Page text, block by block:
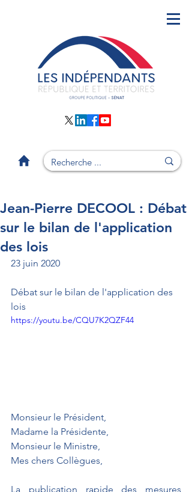
Jean-Pierre DECOOL : Débat
sur le bilan de l'application
des lois
23 juin 2020
Débat sur le bilan de l'application des
lois
https://youtu.be/CQU7K2QZF44
Monsieur le Président,
Madame la Présidente,
Monsieur le Ministre,
Mes chers Collègues,
La publication rapide des mesures